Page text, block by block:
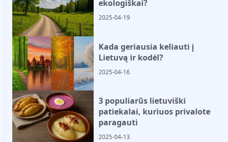
ekologiškai?
2025-04-19
Kada geriausia keliauti į
Lietuvą ir kodėl?
2025-04-16
3 populiarūs lietuviški
patiekalai, kuriuos privalote
paragauti
2025-04-13